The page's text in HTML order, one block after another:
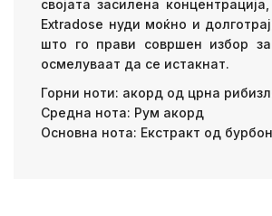
својата засилена
Extradose нуди моќно и
што го прави совршен избор
осмелуваат да се истакнат.
Горни ноти: акорд од црна
Средна нота: Рум акорд
Основна нота: Екстракт од